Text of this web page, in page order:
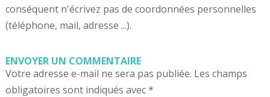
conséquent n'écrivez pas de coordonnées personnelles
(téléphone, mail, adresse ...).
ENVOYER UN COMMENTAIRE
Votre adresse e-mail ne sera pas publiée. Les champs
obligatoires sont indiqués avec*